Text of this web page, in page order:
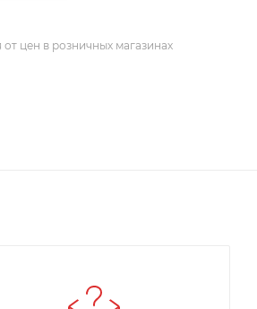
цен в розничных магазинах